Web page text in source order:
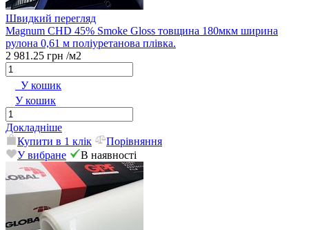
Швидкий перегляд
Magnum CHD 45% Smoke Gloss товщина 180мкм ширина
рулона 0,61 м поліуретанова плівка.
2 981.25 грн /м2
У кошик
У кошик
Докладніше
Купити в 1 клік
Порівняння
У вибране
В наявності